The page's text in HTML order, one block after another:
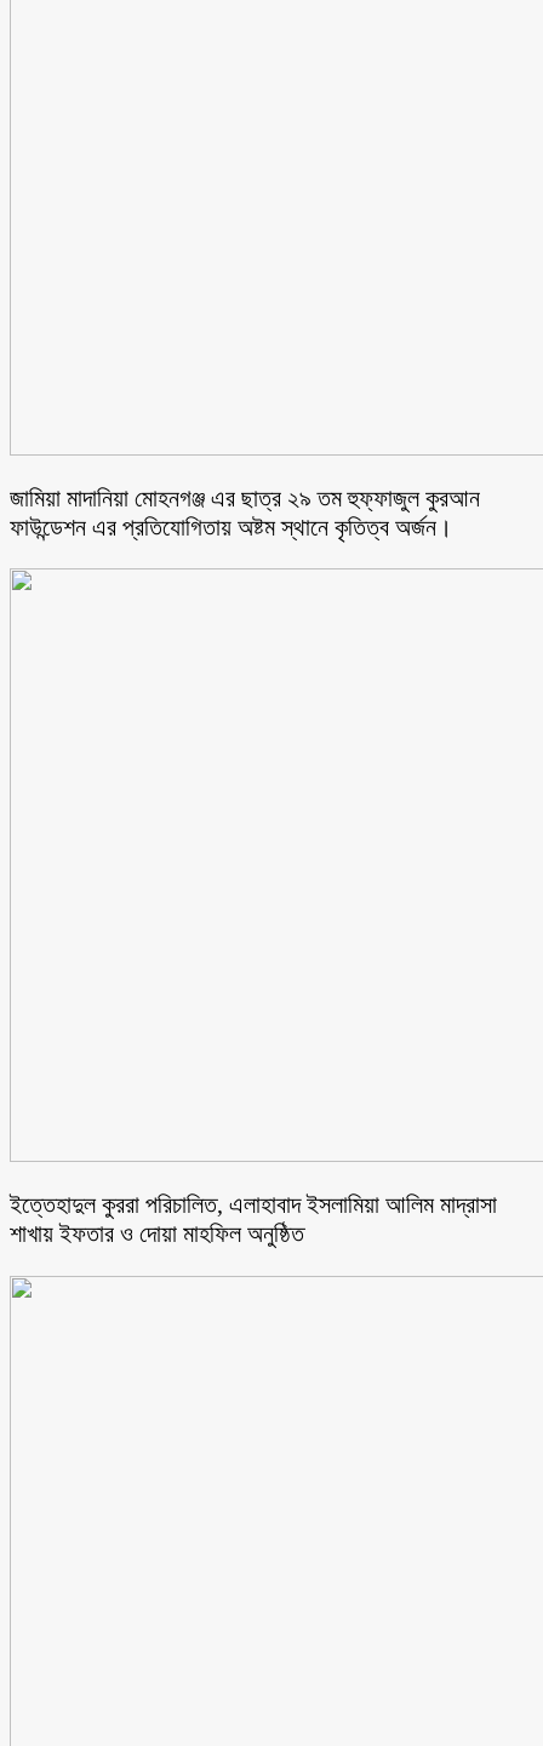
জামিয়া মাদানিয়া মোহনগঞ্জ এর ছাত্র ২৯ তম হুফ্ফাজুল কুরআন
ফাউন্ডেশন এর প্রতিযোগিতায় অষ্টম স্থানে কৃতিত্ব অর্জন।
ইত্তেহাদুল কুররা পরিচালিত, এলাহাবাদ ইসলামিয়া আলিম মাদ্রাসা
শাখায় ইফতার ও দোয়া মাহফিল অনুষ্ঠিত